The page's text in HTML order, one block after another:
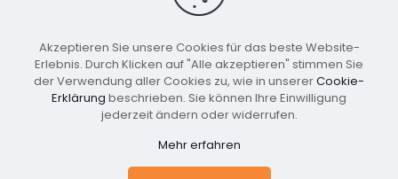
Vorbehalten
Akzeptieren Sie unsere Cookies für das beste Website-
Erlebnis. Durch Klicken auf "Alle akzeptieren" stimmen Sie
der Verwendung aller Cookies zu, wie in unsererCookie-
Erklärung beschrieben. Sie können Ihre Einwilligung
jederzeit ändern oder widerrufen.
Mehr erfahren